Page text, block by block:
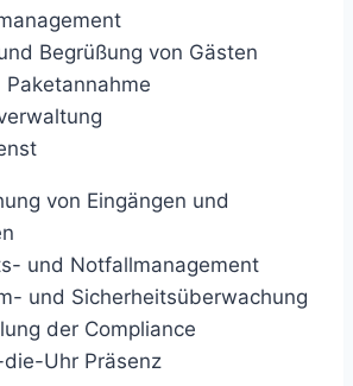
Begrüßung von Gästen
von Eingängen und
und Notfallmanagement
und Sicherheitsüberwachung
der Compliance
Uhr Präsenz